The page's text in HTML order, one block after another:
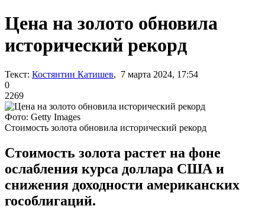
Цена на золото обновила
исторический рекорд
Текст: Костянтин Катишев, 7 марта 2024, 17:54
0
2269
Фото: Getty Images
Стоимость золота обновила исторический рекорд
Стоимость золота растет на фоне
ослабления курса доллара США и
снижения доходности американских
гособлигаций.